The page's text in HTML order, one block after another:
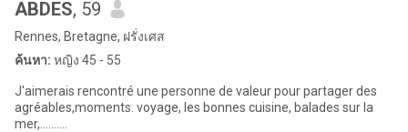
ABDES, 59
Rennes, Bretagne, ฝรั่งเศส
ค้นหา: หญิง 45 - 55
J'aimerais rencontré une personne de valeur pour partager des
agréables,moments. voyage, les bonnes cuisine, balades sur la
mer,..........